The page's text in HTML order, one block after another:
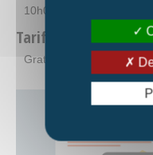
10h00-12h00
Tarifs
Gratuit